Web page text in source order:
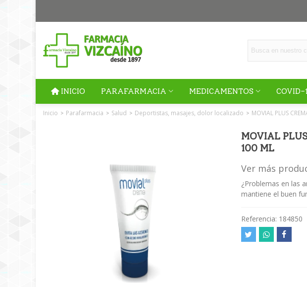
INICIO PARAFARMACIA MEDICAMENTOS COVID-
Inicio > Parafarmacia > Salud > Deportistas, masajes, dolor localizado > MOVIAL PLUS
MOVIAL
100 ML
Ver más
¿Problemas en las
mantiene el buen
Referencia: 184850